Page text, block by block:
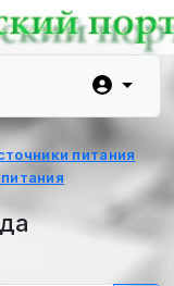
питания